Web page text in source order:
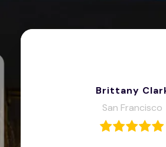
Brittany
San Francisco